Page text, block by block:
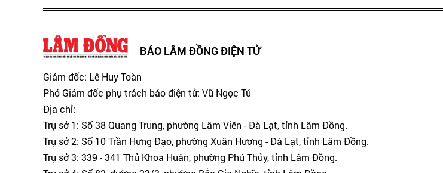
BÁO LÂM ĐỒNG ĐIỆN TỬ
Giám đốc: Lê Huy Toàn
Phó Giám đốc phụ trách báo điện tử: Vũ Ngọc Tú
Địa chỉ:
Trụ sở 1: Số 38 Quang Trung, phường Lâm Viên - Đà Lạt, tỉnh Lâm Đồng.
Trụ sở 2: Số 10 Trần Hưng Đạo, phường Xuân Hương - Đà Lạt, tỉnh Lâm Đồng.
Trụ sở 3: 339 - 341 Thủ Khoa Huân, phường Phú Thủy, tỉnh Lâm Đồng.